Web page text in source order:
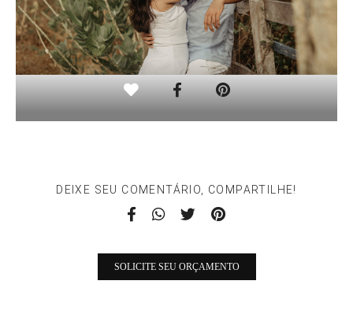
DEIXE SEU COMENTÁRIO, COMPARTILHE!
SOLICITE SEU ORÇAMENTO